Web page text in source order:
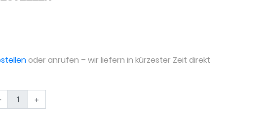
oder anrufen – wir liefern in kürzester Zeit direkt
+